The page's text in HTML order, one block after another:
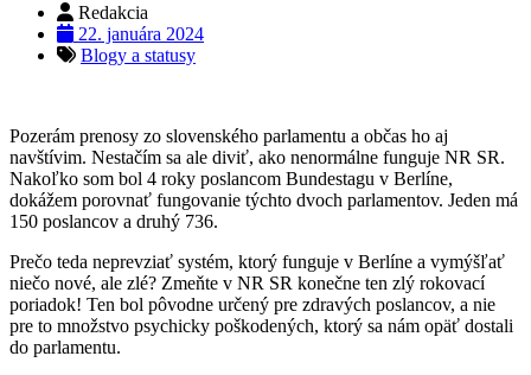
Redakcia
22. januára 2024
Blogy a statusy
Pozerám prenosy zo slovenského parlamentu a občas ho aj
navštívim. Nestačím sa ale diviť, ako nenormálne funguje NR SR.
Nakoľko som bol 4 roky poslancom Bundestagu v Berlíne,
dokážem porovnať fungovanie týchto dvoch parlamentov. Jeden má
150 poslancov a druhý 736.
Prečo teda neprevziať systém, ktorý funguje v Berlíne a vymýšľať
niečo nové, ale zlé? Zmeňte v NR SR konečne ten zlý rokovací
poriadok! Ten bol pôvodne určený pre zdravých poslancov, a nie
pre to množstvo psychicky poškodených, ktorý sa nám opäť dostali
do parlamentu.